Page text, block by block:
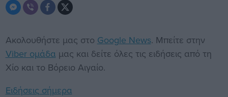
Ακολουθήστε μας στο Google News. Μπείτε στην
Viber ομάδα μας και δείτε όλες τις ειδήσεις από τη
Χίο και το Βόρειο Αιγαίο.
Ειδήσεις σήμερα